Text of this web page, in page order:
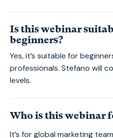
Is this webinar
beginners?
Yes, it’s suitable for
professionals. Stefano will
levels.
Who is this webinar
It’s for global marketing